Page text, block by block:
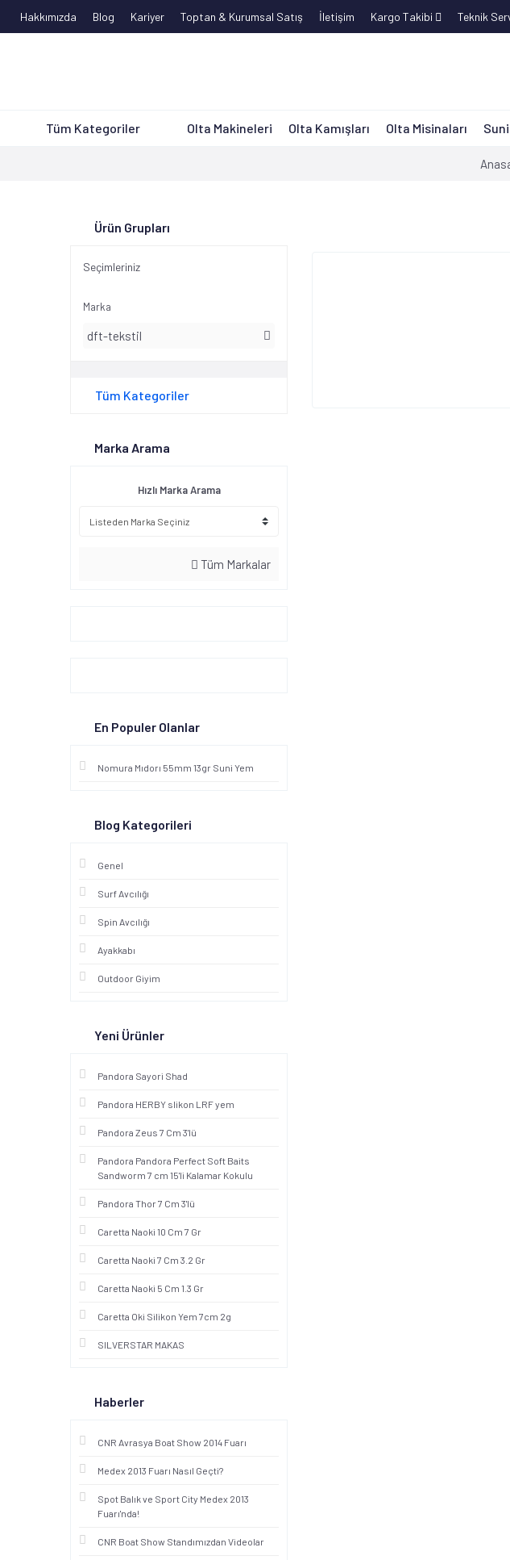
Hakkımızda Blog Kariyer Toptan & Kurumsal Satış İletişim Kargo Takibi Teknik
Tüm Kategoriler Olta Makineleri Olta Kamışları Olta Misinaları
Ürün Grupları
Seçimleriniz
Marka
dft-tekstil
Tüm Kategoriler
Marka Arama
Hızlı Marka Arama
Tüm Markalar
En Populer Olanlar
Nomura Mıdorı 55mm 13gr Suni Yem
Blog Kategorileri
Genel
Surf Avcılığı
Spin Avcılığı
Ayakkabı
Outdoor Giyim
Yeni Ürünler
Pandora Sayori Shad
Pandora HERBY slikon LRF yem
Pandora Zeus 7 Cm 3'lü
Pandora Pandora Perfect Soft Baits
Sandworm 7 cm 15'li Kalamar Kokulu
Pandora Thor 7 Cm 3'lü
Caretta Naoki 10 Cm 7 Gr
Caretta Naoki 7 Cm 3.2 Gr
Caretta Naoki 5 Cm 1.3 Gr
Caretta Oki Silikon Yem 7cm 2g
SILVERSTAR MAKAS
Haberler
CNR Avrasya Boat Show 2014 Fuarı
Medex 2013 Fuarı Nasıl Geçti?
Spot Balık ve Sport City Medex 2013
Fuarı'nda!
CNR Boat Show Standımızdan Videolar